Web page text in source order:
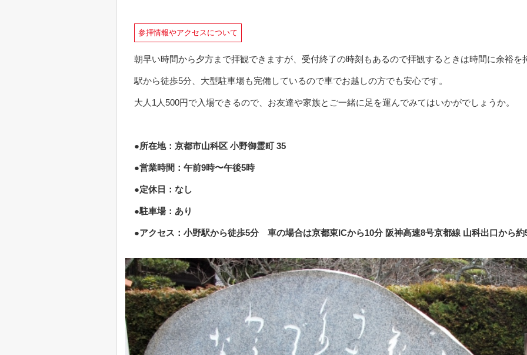
参拝情報やアクセスについて
朝早い時間から夕方まで拝観できますが、受付終了の時刻もあるので拝観するときは時間に余裕を
駅から徒歩5分、大型駐車場も完備しているので車でお越しの方でも安心です。
大人1人500円で入場できるので、お友達や家族とご一緒に足を運んでみてはいかがでしょうか。
●所在地：京都市山科区 小野御霊町 35
●営業時間：午前9時〜午後5時
●定休日：なし
●駐車場：あり
●アクセス：小野駅から徒歩5分 車の場合は京都東ICから10分 阪神高速8号京都線 山科出口から約